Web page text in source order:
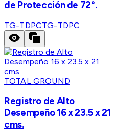
de Protección de 72°.
TG-TDPCTG-TDPC
TOTAL GROUND
Registro de Alto
Desempeño 16 x 23.5 x 21
cms.